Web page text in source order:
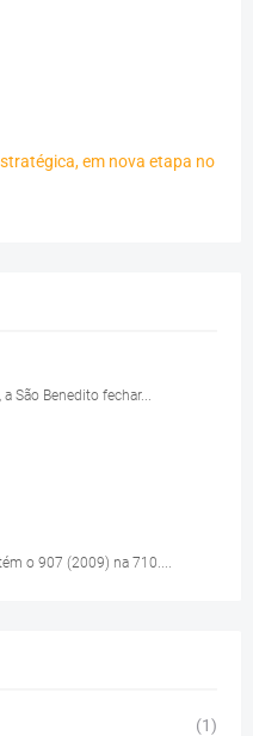
em nova etapa no
São Benedito fechar...
o 907 (2009) na 710....
(1)